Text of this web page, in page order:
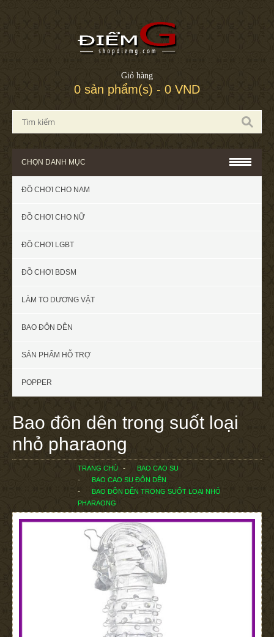
Giỏ hàng
0 sản phẩm(s) - 0 VND
CHỌN DANH MỤC
ĐỒ CHƠI CHO NAM
ĐỒ CHƠI CHO NỮ
ĐỒ CHƠI LGBT
ĐỒ CHƠI BDSM
LÀM TO DƯƠNG VẬT
BAO ĐÔN DÊN
SẢN PHẨM HỖ TRỢ
POPPER
Bao đôn dên trong suốt loại
nhỏ pharaong
TRANG CHỦ
BAO CAO SU
BAO CAO SU ĐÔN DÊN
BAO ĐÔN DÊN TRONG SUỐT LOẠI NHỎ
PHARAONG